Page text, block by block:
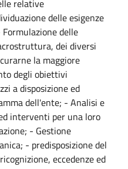
relative
delle esigenze
delle
dei diversi
la maggiore
degli obiettivi
a disposizione ed
dell'ente; - Analisi e
interventi per una loro
- Gestione
- predisposizione del
eccedenze ed